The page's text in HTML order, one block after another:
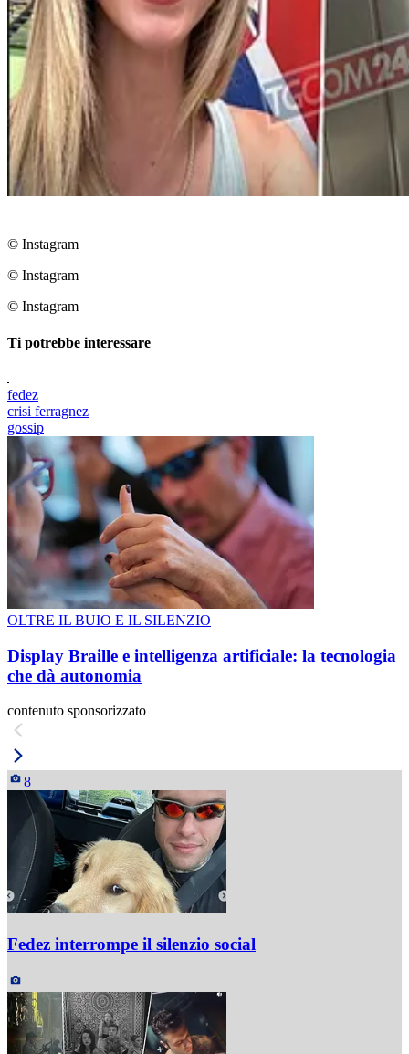
© Instagram
© Instagram
© Instagram
Ti potrebbe interessare
fedez
crisi ferragnez
gossip
OLTRE IL BUIO E IL SILENZIO
Display Braille e intelligenza artificiale: la tecnologia
che dà autonomia
contenuto sponsorizzato
8
Fedez interrompe il silenzio social